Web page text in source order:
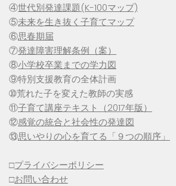
④世代別発達課題(K-100マップ)
⑤未来を生き抜く子育てマップ
⑥思春期届
⑦発達障害理解条例（案）
⑧小学校卒業までの学力図
⑨特別支援教育の全体計画
➉荒れた子を変えた教師の実感
⑪子育て講座テキスト（2017年版）
⑫感覚の統合と社会性の発達図
⑬思いやりの心を育てる「９つの順序」
□プライバシーポリシー
□お問い合わせ